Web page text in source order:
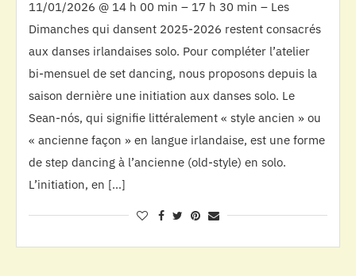
11/01/2026 @ 14 h 00 min – 17 h 30 min – Les
Dimanches qui dansent 2025-2026 restent consacrés
aux danses irlandaises solo. Pour compléter l’atelier
bi-mensuel de set dancing, nous proposons depuis la
saison dernière une initiation aux danses solo. Le
Sean-nós, qui signifie littéralement « style ancien » ou
« ancienne façon » en langue irlandaise, est une forme
de step dancing à l’ancienne (old-style) en solo.
L’initiation, en […]